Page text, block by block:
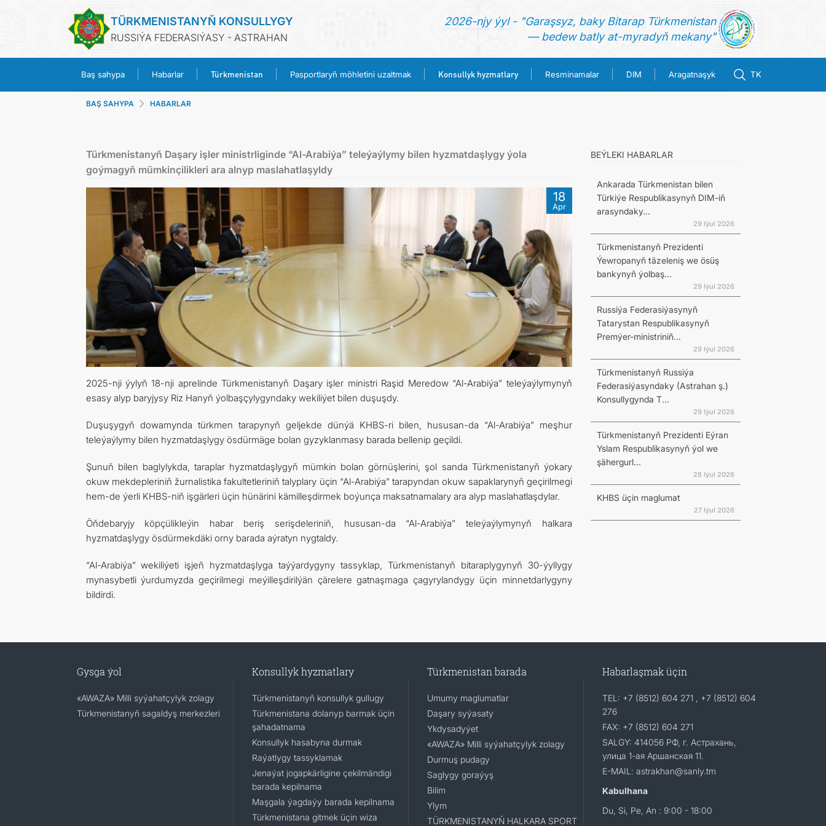
TÜRKMENISTANYŇ KONSULLYGY
RUSSIÝA FEDERASIÝASY - ASTRAHAN
2026-njy ýyl - "Garaşsyz, baky Bitarap Türkmenistan
— bedew batly at-myradyň mekany"
Baş sahypa Habarlar Türkmenistan Pasportlaryň möhletini uzaltmak Konsullyk hyzmatlary Resminamalar DIM Aragatnaşyk TK
PASPORTLARYŇ MÖHLETINI UZALTMAK
KONSULLYK HYZMATLARY
RESMINAMALAR
DIM
BAŞ SAHYPA HABARLAR
Türkmenistanyň Daşary işler ministrliginde “Al-Arabiýa” teleýaýlymy bilen hyzmatdaşlygy ýola
goýmagyň mümkinçilikleri ara alnyp maslahatlaşyldy
18
Apr
2025-nji ýylyň 18-nji aprelinde Türkmenistanyň Daşary işler ministri Raşid Meredow “Al-Arabiýa” teleýaýlymynyň
esasy alyp baryjysy Riz Hanyň ýolbaşçylygyndaky wekiliýet bilen duşuşdy.
Duşuşygyň dowamynda türkmen tarapynyň geljekde dünýä KHBS-ri bilen, hususan-da “Al-Arabiýa” meşhur
teleýaýlymy bilen hyzmatdaşlygy ösdürmäge bolan gyzyklanmasy barada bellenip geçildi.
Şunuň bilen baglylykda, taraplar hyzmatdaşlygyň mümkin bolan görnüşlerini, şol sanda Türkmenistanyň ýokary
okuw mekdepleriniň žurnalistika fakultetleriniň talyplary üçin “Al-Arabiýa” tarapyndan okuw sapaklarynyň geçirilmegi
hem-de ýerli KHBS-niň işgärleri üçin hünärini kämilleşdirmek boýunça maksatnamalary ara alyp maslahatlaşdylar.
Öňdebaryjy köpçülikleýin habar beriş serişdeleriniň, hususan-da “Al-Arabiýa” teleýaýlymynyň halkara
hyzmatdaşlygy ösdürmekdäki orny barada aýratyn nygtaldy.
“Al-Arabiýa” wekiliýeti işjeň hyzmatdaşlyga taýýardygyny tassyklap, Türkmenistanyň bitaraplygynyň 30-ýyllygy
mynasybetli ýurdumyzda geçirilmegi meýilleşdirilýän çärelere gatnaşmaga çagyrylandygy üçin minnetdarlygyny
bildirdi.
BEÝLEKI HABARLAR
Ankarada Türkmenistan bilen
Türkiýe Respublikasynyň DIM-iň
arasyndaky...
29 Iýul 2026
Türkmenistanyň Prezidenti
Ýewropanyň täzeleniş we ösüş
bankynyň ýolbaş...
29 Iýul 2026
Russiýa Federasiýasynyň
Tatarystan Respublikasynyň
Premýer-ministriniň...
29 Iýul 2026
Türkmenistanyň Russiýa
Federasiýasyndaky (Astrahan ş.)
Konsullygynda T...
29 Iýul 2026
Türkmenistanyň Prezidenti Eýran
Yslam Respublikasynyň ýol we
şähergurl...
28 Iýul 2026
KHBS üçin maglumat
27 Iýul 2026
Gysga ýol
«AWAZA» Milli syýahatçylyk zolagy
Türkmenistanyň sagaldyş merkezleri
Konsullyk hyzmatlary
Türkmenistanyň konsullyk gullugy
Türkmenistana dolanyp barmak üçin
şahadatnama
Konsullyk hasabyna durmak
Raýatlygy tassyklamak
Jenaýat jogapkärligine çekilmändigi
barada kepilnama
Maşgala ýagdaýy barada kepilnama
Türkmenistana gitmek üçin wiza
Türkmenistan barada
Umumy maglumatlar
Daşary syýasaty
Ykdysadyýet
«AWAZA» Milli syýahatçylyk zolagy
Durmuş pudagy
Saglygy goraýyş
Bilim
Ylym
TÜRKMENISTANYŇ HALKARA SPORT
Habarlaşmak üçin
TEL: +7 (8512) 604 271 , +7 (8512) 604
276
FAX: +7 (8512) 604 271
SALGY: 414056 РФ, г. Астрахань,
улица 1-ая Аршанская 11.
E-MAIL: astrakhan@sanly.tm
Kabulhana
Du, Si, Pe, An : 9:00 - 18:00